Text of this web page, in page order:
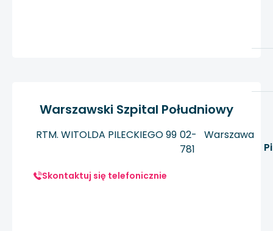
Warszawski Szpital Południowy
RTM. WITOLDA PILECKIEGO 99 02-
781
Warszawa
Skontaktuj się telefonicznie